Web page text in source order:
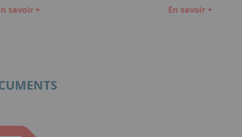
savoir +
En savoir +